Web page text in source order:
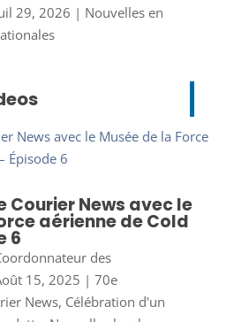
29, 2026 | Nouvelles en
Courier News avec le
aérienne de Cold
6
des
15, 2025 | 70e
News, Célébration d'un